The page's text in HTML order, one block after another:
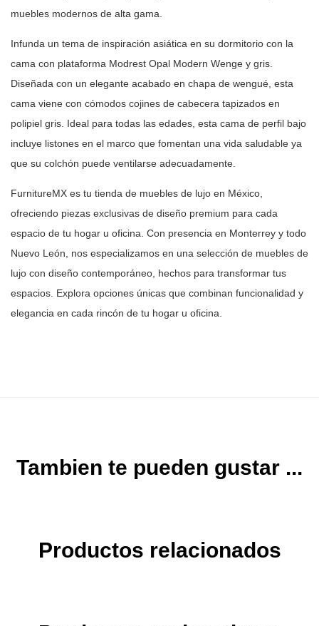
muebles modernos de alta gama.
Infunda un tema de inspiración asiática en su dormitorio con la
cama con plataforma Modrest Opal Modern Wenge y gris.
Diseñada con un elegante acabado en chapa de wengué, esta
cama viene con cómodos cojines de cabecera tapizados en
polipiel gris. Ideal para todas las edades, esta cama de perfil bajo
incluye listones en el marco que fomentan una vida saludable ya
que su colchón puede ventilarse adecuadamente.
FurnitureMX es tu tienda de muebles de lujo en México,
ofreciendo piezas exclusivas de diseño premium para cada
espacio de tu hogar u oficina. Con presencia en Monterrey y todo
Nuevo León, nos especializamos en una selección de muebles de
lujo con diseño contemporáneo, hechos para transformar tus
espacios. Explora opciones únicas que combinan funcionalidad y
elegancia en cada rincón de tu hogar u oficina.
Tambien te pueden gustar ...
Productos relacionados